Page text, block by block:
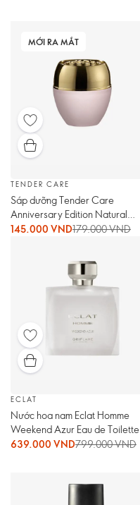
MỚI RA MẮT
TENDER CARE
Sáp dưỡng Tender Care
Anniversary Edition Natural
Multi-Purpose Balm
145.000 VND179.000 VND
ECLAT
Nước hoa nam Eclat Homme
Weekend Azur Eau de Toilette
639.000 VND799.000 VND